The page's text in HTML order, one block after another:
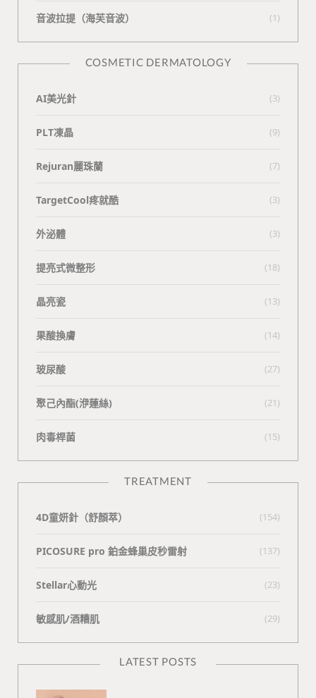
⾳波拉提（海芙⾳波） (1)
COSMETIC DERMATOLOGY
AI美光針 (3)
PLT凍晶 (9)
Rejuran麗珠蘭 (7)
TargetCool疼就酷 (3)
外泌體 (3)
提亮式微整形 (18)
晶亮瓷 (13)
果酸換膚 (14)
玻尿酸 (27)
聚己內酯(洢蓮絲) (21)
肉毒桿菌 (15)
TREATMENT
4D童妍針（舒顏萃） (154)
PICOSURE pro 鉑金蜂巢皮秒雷射 (137)
Stellar心動光 (23)
敏感肌/酒糟肌 (29)
LATEST POSTS